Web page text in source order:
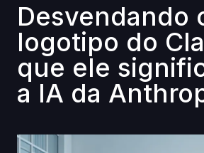
Desvendando
logotipo do
que ele
a IA da